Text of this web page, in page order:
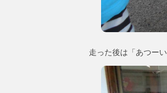
走った後は「あつーい